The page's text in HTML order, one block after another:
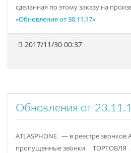
сделанная по этому заказу на
«Обновления от 30.11.17»
2017/11/30 00:37
Обновления от
ATLASPHONE — в реестре звонков
пропущенные звонки ТОРГОВЛЯ